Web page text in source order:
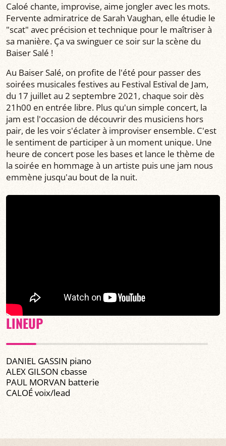
Caloé chante, improvise, aime jongler avec les mots.
Fervente admiratrice de Sarah Vaughan, elle étudie le
"scat" avec précision et technique pour le maîtriser à
sa manière. Ça va swinguer ce soir sur la scène du
Baiser Salé !
Au Baiser Salé, on profite de l'été pour passer des
soirées musicales festives au Festival Estival de Jam,
du 17 juillet au 2 septembre 2021, chaque soir dès
21h00 en entrée libre. Plus qu'un simple concert, la
jam est l'occasion de découvrir des musiciens hors
pair, de les voir s'éclater à improviser ensemble. C'est
le sentiment de participer à un moment unique. Une
heure de concert pose les bases et lance le thème de
la soirée en hommage à un artiste puis une jam nous
emmène jusqu'au bout de la nuit.
LINEUP
DANIEL GASSIN piano
ALEX GILSON cbasse
PAUL MORVAN batterie
CALOÉ voix/lead